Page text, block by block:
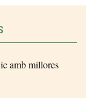
amb millores